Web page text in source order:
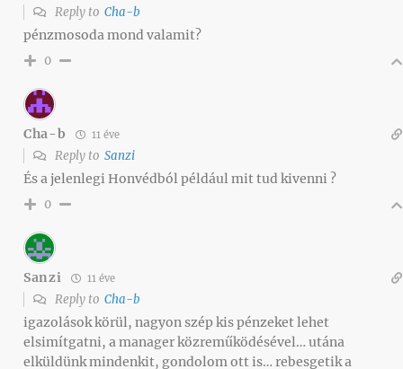
Reply to Cha-b
pénzmosoda mond valamit?
0
Cha-b 11 éve
Reply to Sanzi
És a jelenlegi Honvédból például mit tud kivenni ?
0
Sanzi 11 éve
Reply to Cha-b
igazolások körül, nagyon szép kis pénzeket lehet
elsimítgatni, a manager közreműködésével… utána
elküldünk mindenkit, gondolom ott is… rebesgetik a